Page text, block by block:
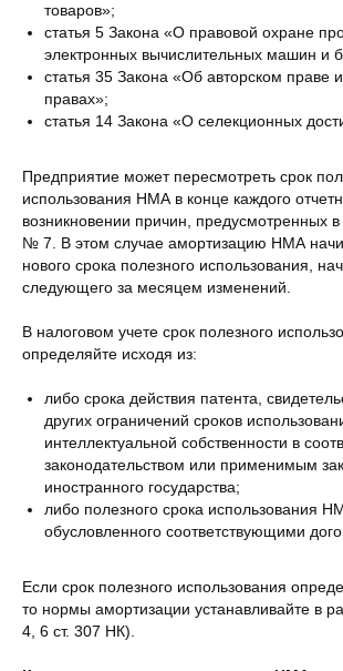
товаров»;
статья 5 Закона «О правовой охране
электронных вычислительных машин и
статья 35 Закона «Об авторском праве
правах»;
статья 14 Закона «О селекционных
Предприятие может пересмотреть срок
использования НМА в конце каждого
возникновении причин, предусмотренных
№ 7. В этом случае амортизацию НМА
нового срока полезного использования,
следующего за месяцем изменений.
В налоговом учете срок полезного
определяйте исходя из:
либо срока действия патента,
других ограничений сроков
интеллектуальной собственности в
законодательством или применимым
иностранного государства;
либо полезного срока использования
обусловленного соответствующими
Если срок полезного использования
то нормы амортизации устанавливайте в
4, 6 ст. 307 НК).